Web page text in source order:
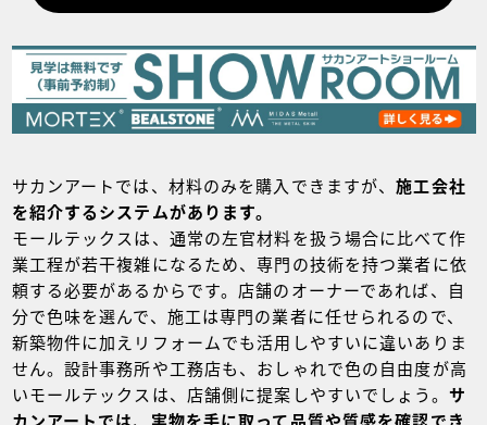
サカンアートでは、材料のみを購入できますが、施工会社
を紹介するシステムがあります。
モールテックスは、通常の左官材料を扱う場合に比べて作
業工程が若干複雑になるため、専門の技術を持つ業者に依
頼する必要があるからです。店舗のオーナーであれば、自
分で色味を選んで、施工は専門の業者に任せられるので、
新築物件に加えリフォームでも活用しやすいに違いありま
せん。設計事務所や工務店も、おしゃれで色の自由度が高
いモールテックスは、店舗側に提案しやすいでしょう。 サ